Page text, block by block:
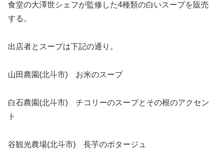
食堂の大澤世シェフが監修した4種類の白いスープを販売
する。
出店者とスープは下記の通り。
山田農園(北斗市) お米のスープ
白石農園(北斗市) チコリーのスープとその根のアクセン
ト
谷観光農場(北斗市) 長芋のポタージュ